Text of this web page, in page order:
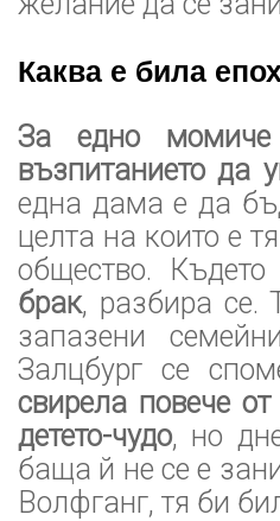
Каква е била
За едно
възпитанието да
една дама е да
целта на които е
общество. Където
брак, разбира се.
запазени
Залцбург се
свирела повече
детето-чудо, но
баща й не се е
Волфганг, тя би